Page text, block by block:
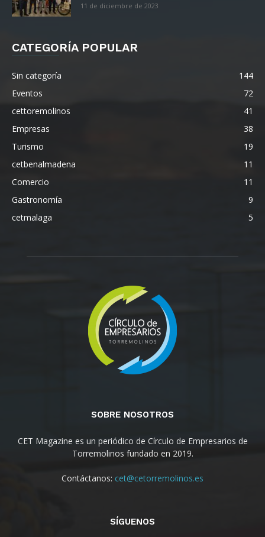
11 de diciembre de 2023
CATEGORÍA POPULAR
Sin categoría
144
Eventos
72
cettoremolinos
41
Empresas
38
Turismo
19
cetbenalmadena
11
Comercio
11
Gastronomía
9
cetmalaga
5
SOBRE NOSOTROS
CET Magazine es un periódico de Círculo de Empresarios de
Torremolinos fundado en 2019.
Contáctanos: cet@cetorremolinos.es
SÍGUENOS